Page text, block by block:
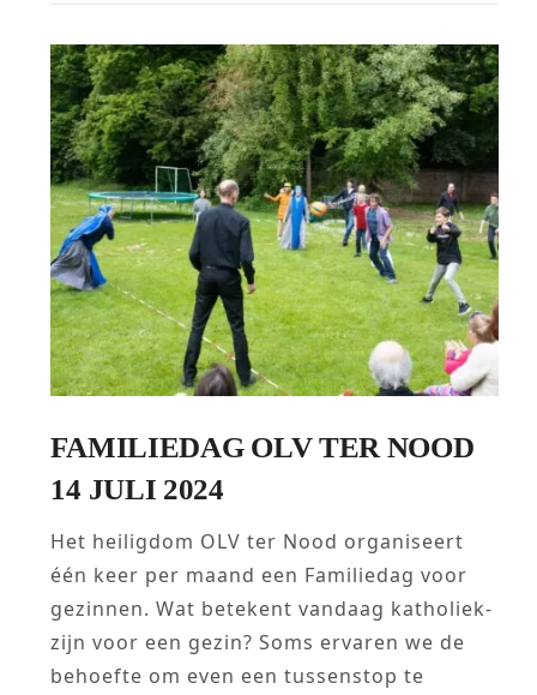
FAMILIEDAG OLV TER NOOD
14 JULI 2024
Het heiligdom OLV ter Nood organiseert
één keer per maand een Familiedag voor
gezinnen. Wat betekent vandaag katholiek-
zijn voor een gezin? Soms ervaren we de
behoefte om even een tussenstop te